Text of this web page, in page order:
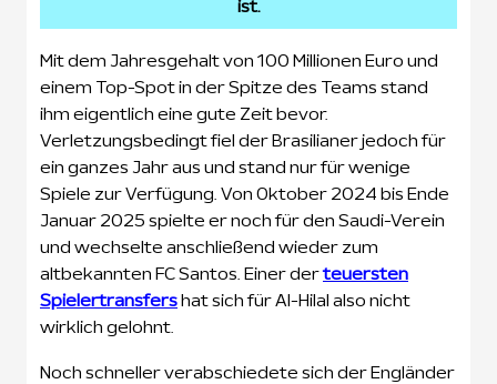
ist.
Mit dem Jahresgehalt von 100 Millionen Euro und
einem Top-Spot in der Spitze des Teams stand
ihm eigentlich eine gute Zeit bevor.
Verletzungsbedingt fiel der Brasilianer jedoch für
ein ganzes Jahr aus und stand nur für wenige
Spiele zur Verfügung. Von Oktober 2024 bis Ende
Januar 2025 spielte er noch für den Saudi-Verein
und wechselte anschließend wieder zum
altbekannten FC Santos. Einer derteuersten
Spielertransfers hat sich für Al-Hilal also nicht
wirklich gelohnt.
Noch schneller verabschiedete sich der Engländer